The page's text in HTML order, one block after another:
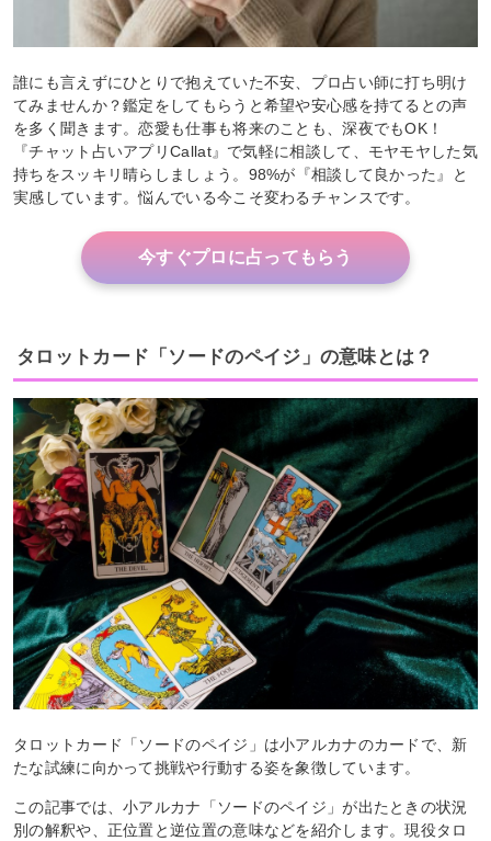
誰にも言えずにひとりで抱えていた不安、プロ占い師に打ち明け
てみませんか？鑑定をしてもらうと希望や安心感を持てるとの声
を多く聞きます。恋愛も仕事も将来のことも、深夜でもOK！
『チャット占いアプリCallat』で気軽に相談して、モヤモヤした気
持ちをスッキリ晴らしましょう。98%が『相談して良かった』と
実感しています。悩んでいる今こそ変わるチャンスです。
今すぐプロに占ってもらう
タロットカード「ソードのペイジ」の意味とは？
タロットカード「ソードのペイジ」は小アルカナのカードで、新
たな試練に向かって挑戦や行動する姿を象徴しています。
この記事では、小アルカナ「ソードのペイジ」が出たときの状況
別の解釈や、正位置と逆位置の意味などを紹介します。現役タロ